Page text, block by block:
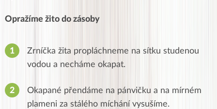
Opražíme žito do zásoby
Zrníčka žita propláchneme na sítku studenou
vodou a necháme okapat.
Okapané přendáme na pánvičku a na mírném
plameni za stálého míchání vysušíme.